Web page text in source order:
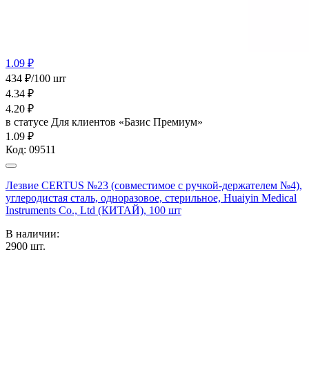
1.09 ₽
434 ₽/100 шт
4.34 ₽
4.20 ₽
в статусе Для клиентов «Базис Премиум»
1.09 ₽
Код: 09511
Лезвие CERTUS №23 (совместимое с ручкой-держателем №4),
углеродистая сталь, одноразовое, стерильное, Huaiyin Medical
Instruments Co., Ltd (КИТАЙ), 100 шт
В наличии:
2900 шт.